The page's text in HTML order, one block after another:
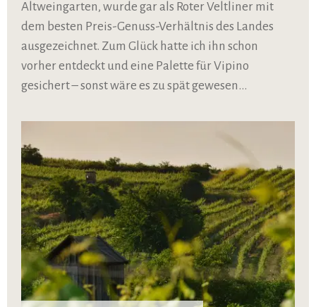
Altweingarten, wurde gar als Roter Veltliner mit
dem besten Preis-Genuss-Verhältnis des Landes
ausgezeichnet. Zum Glück hatte ich ihn schon
vorher entdeckt und eine Palette für Vipino
gesichert – sonst wäre es zu spät gewesen…